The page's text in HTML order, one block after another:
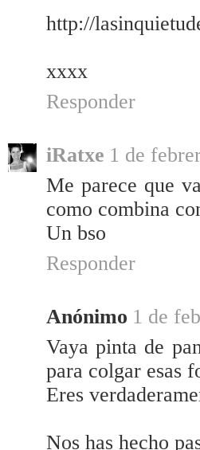
http://
xxxx
Responder
iRatxe 1 de
Me parece que
como combina
Un bso
Responder
Anónimo 1 de
Vaya pinta de
para colgar esas
Eres
Nos has hecho